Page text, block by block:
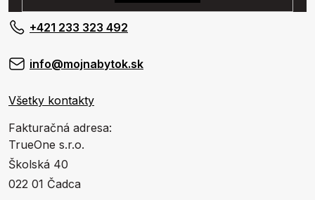
+421 233 323 492
info@mojnabytok.sk
Všetky kontakty
Fakturačná adresa:
TrueOne s.r.o.
Školská 40
022 01 Čadca